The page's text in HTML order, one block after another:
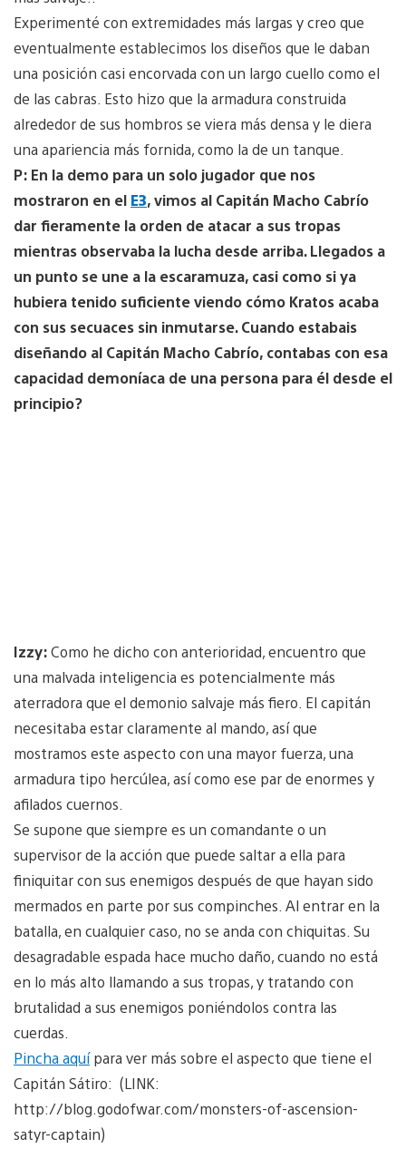
Experimenté con extremidades más largas y creo que
eventualmente establecimos los diseños que le daban
una posición casi encorvada con un largo cuello como el
de las cabras. Esto hizo que la armadura construida
alrededor de sus hombros se viera más densa y le diera
una apariencia más fornida, como la de un tanque.
P: En la demo para un solo jugador que nos
mostraron en el E3, vimos al Capitán Macho Cabrío
dar fieramente la orden de atacar a sus tropas
mientras observaba la lucha desde arriba. Llegados a
un punto se une a la escaramuza, casi como si ya
hubiera tenido suficiente viendo cómo Kratos acaba
con sus secuaces sin inmutarse. Cuando estabais
diseñando al Capitán Macho Cabrío, contabas con esa
capacidad demoníaca de una persona para él desde el
principio?
Izzy:Como he dicho con anterioridad, encuentro que
una malvada inteligencia es potencialmente más
aterradora que el demonio salvaje más fiero. El capitán
necesitaba estar claramente al mando, así que
mostramos este aspecto con una mayor fuerza, una
armadura tipo hercúlea, así como ese par de enormes y
afilados cuernos.
Se supone que siempre es un comandante o un
supervisor de la acción que puede saltar a ella para
finiquitar con sus enemigos después de que hayan sido
mermados en parte por sus compinches. Al entrar en la
batalla, en cualquier caso, no se anda con chiquitas. Su
desagradable espada hace mucho daño, cuando no está
en lo más alto llamando a sus tropas, y tratando con
brutalidad a sus enemigos poniéndolos contra las
cuerdas.
Pincha aquípara ver más sobre el aspecto que tiene el
Capitán Sátiro: (LINK:
http://blog.godofwar.com/monsters-of-ascension-
satyr-captain)